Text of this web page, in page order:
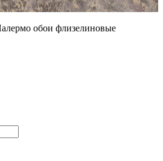
обои флизелиновые